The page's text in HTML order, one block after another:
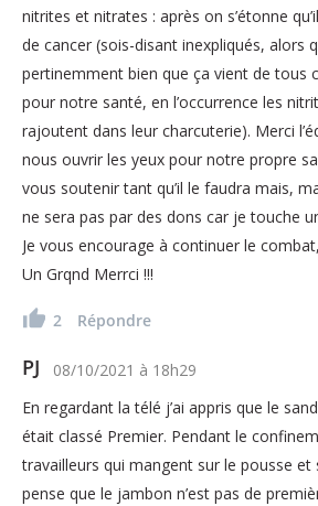
nitrites et nitrates : après on s’étonne
de cancer (sois-disant inexpliqués, alors
pertinemment bien que ça vient de tous
pour notre santé, en l’occurrence les
rajoutent dans leur charcuterie). Merci
nous ouvrir les yeux pour notre propre
vous soutenir tant qu’il le faudra mais,
ne sera pas par des dons car je touche
Je vous encourage à continuer le
Un Grqnd Merrci !!!
2 Répondre
PJ 08/10/2021 à 18h29
En regardant la télé j’ai appris que le
était classé Premier. Pendant le
travailleurs qui mangent sur le pousse et
pense que le jambon n’est pas de